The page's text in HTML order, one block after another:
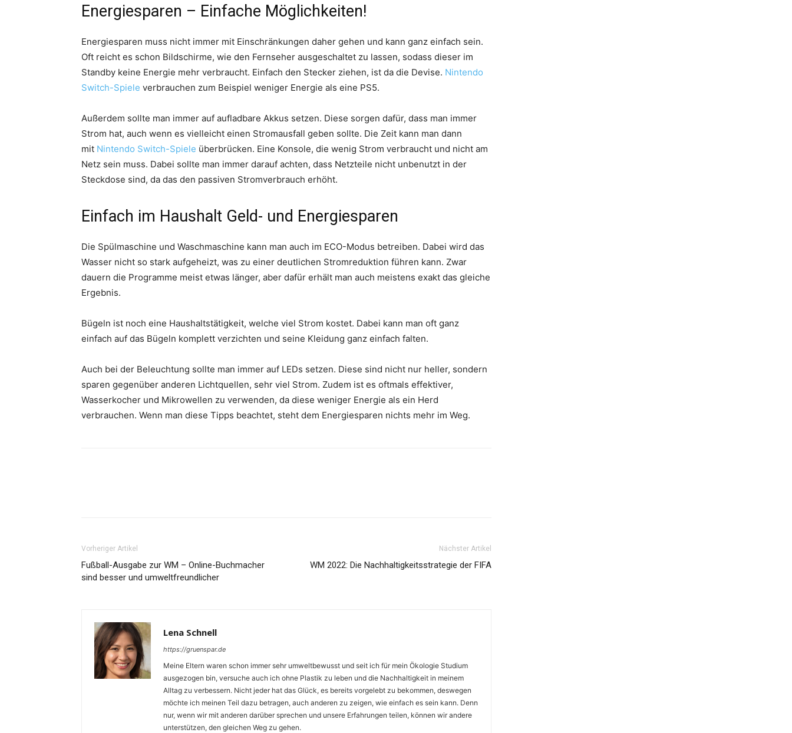
Energiesparen – Einfache Möglichkeiten!
Energiesparen muss nicht immer mit Einschränkungen daher gehen und kann ganz einfach sein.
Oft reicht es schon Bildschirme, wie den Fernseher ausgeschaltet zu lassen, sodass dieser im
Standby keine Energie mehr verbraucht. Einfach den Stecker ziehen, ist da die Devise. Nintendo
Switch-Spiele verbrauchen zum Beispiel weniger Energie als eine PS5.
Außerdem sollte man immer auf aufladbare Akkus setzen. Diese sorgen dafür, dass man immer
Strom hat, auch wenn es vielleicht einen Stromausfall geben sollte. Die Zeit kann man dann
mit Nintendo Switch-Spiele überbrücken. Eine Konsole, die wenig Strom verbraucht und nicht am
Netz sein muss. Dabei sollte man immer darauf achten, dass Netzteile nicht unbenutzt in der
Steckdose sind, da das den passiven Stromverbrauch erhöht.
Einfach im Haushalt Geld- und Energiesparen
Die Spülmaschine und Waschmaschine kann man auch im ECO-Modus betreiben. Dabei wird das
Wasser nicht so stark aufgeheizt, was zu einer deutlichen Stromreduktion führen kann. Zwar
dauern die Programme meist etwas länger, aber dafür erhält man auch meistens exakt das gleiche
Ergebnis.
Bügeln ist noch eine Haushaltstätigkeit, welche viel Strom kostet. Dabei kann man oft ganz
einfach auf das Bügeln komplett verzichten und seine Kleidung ganz einfach falten.
Auch bei der Beleuchtung sollte man immer auf LEDs setzen. Diese sind nicht nur heller, sondern
sparen gegenüber anderen Lichtquellen, sehr viel Strom. Zudem ist es oftmals effektiver,
Wasserkocher und Mikrowellen zu verwenden, da diese weniger Energie als ein Herd
verbrauchen. Wenn man diese Tipps beachtet, steht dem Energiesparen nichts mehr im Weg.
Vorheriger Artikel
Fußball-Ausgabe zur WM – Online-Buchmacher
sind besser und umweltfreundlicher
Nächster Artikel
WM 2022: Die Nachhaltigkeitsstrategie der FIFA
Lena Schnell
https://gruenspar.de
Meine Eltern waren schon immer sehr umweltbewusst und seit ich für mein Ökologie Studium
ausgezogen bin, versuche auch ich ohne Plastik zu leben und die Nachhaltigkeit in meinem
Alltag zu verbessern. Nicht jeder hat das Glück, es bereits vorgelebt zu bekommen, deswegen
möchte ich meinen Teil dazu betragen, auch anderen zu zeigen, wie einfach es sein kann. Denn
nur, wenn wir mit anderen darüber sprechen und unsere Erfahrungen teilen, können wir andere
unterstützen, den gleichen Weg zu gehen.